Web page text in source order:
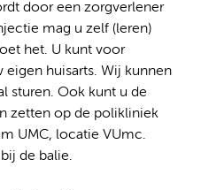
door een zorgverlener
mag u zelf (leren)
het. U kunt voor
huisarts. Wij kunnen
sturen. Ook kunt u de
zetten op de polikliniek
UMC, locatie VUmc.
de balie.